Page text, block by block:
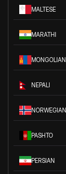
MALTESE
MARATHI
MONGOLIAN
NEPALI
NORWEGIAN
PASHTO
PERSIAN